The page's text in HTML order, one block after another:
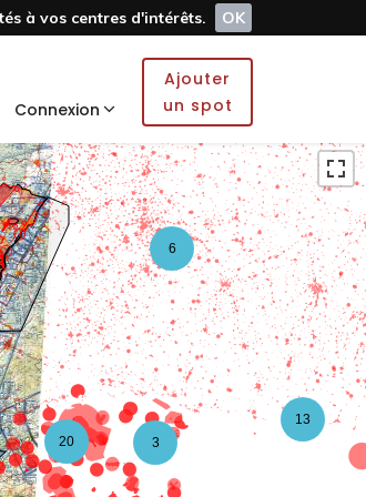
à vos centres d'intérêts.
OK
Connexion
Ajouter
un spot
3
13
6
20